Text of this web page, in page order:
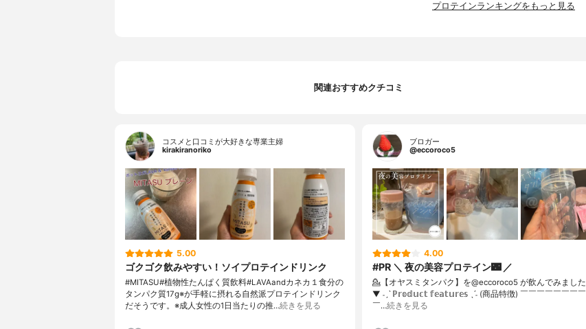
プロテインランキングをもっと見る
関連おすすめクチコミ
コスメと口コミが大好きな専業主婦
kirakiranoriko
5.00
ゴクゴク飲みやすい！ソイプロテインドリンク
#MITASU#植物性たんぱく質飲料#LAVAandカネカ１食分の
タンパク質17g※が手軽に摂れる自然派プロテインドリンク
だそうです。※成人女性の1日当たりの推…続きを見る
ブロガー
@eccoroco5
4.00
#PR ＼ 夜の美容プロテイン🌃 ／
💁【オヤスミタンパク】を@eccoroco5 が飲んでみました
⁡⁡⁡⁡▼⁡ ˗ˏˋ ℙ𝕣𝕠𝕕𝕦𝕔𝕥 𝕗𝕖𝕒𝕥𝕦𝕣𝕖𝕤 ˎˊ˗ (商品特徴) ￣￣￣￣￣￣￣￣
￣…続きを見る